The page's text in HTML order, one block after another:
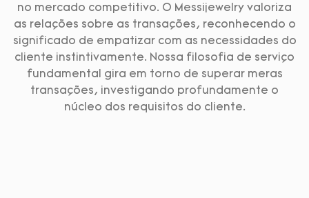
no mercado competitivo. O Messijewelry valoriza
as relações sobre as transações, reconhecendo o
significado de empatizar com as necessidades do
cliente instintivamente. Nossa filosofia de serviço
fundamental gira em torno de superar meras
transações, investigando profundamente o
núcleo dos requisitos do cliente.